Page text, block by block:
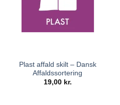
Plast affald skilt – Dansk
Affaldssortering
19,00 kr.